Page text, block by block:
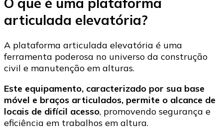
articulada elevatória?
A plataforma articulada elevatória é uma
ferramenta poderosa no universo da construção
civil e manutenção em alturas.
Este equipamento, caracterizado por sua base
móvel e braços articulados, permite o alcance de
locais de difícil acesso, promovendo segurança e
eficiência em trabalhos em altura.